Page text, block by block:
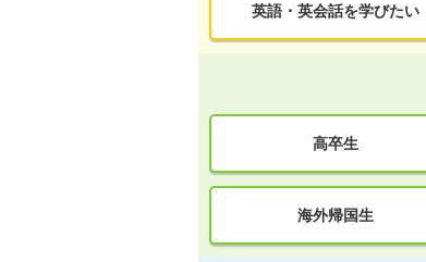
英語・英会話を学びたい
高卒生
海外帰国生